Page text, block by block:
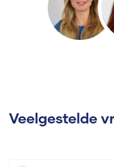
Veelgestelde